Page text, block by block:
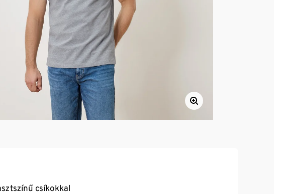
csíkokkal